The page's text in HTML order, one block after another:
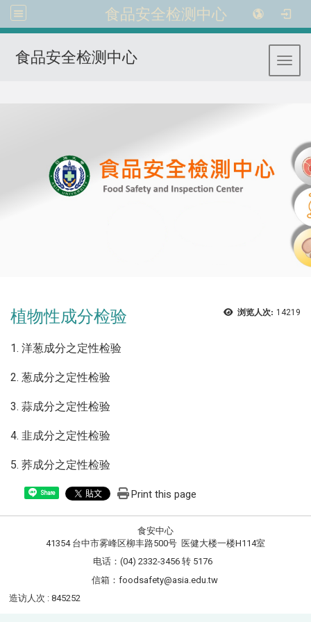
食品安全检测中心
食品安全检测中心
浏览人次: 14219
植物性成分检验
1. 洋葱成分之定性检验
2. 葱成分之定性检验
3. 蒜成分之定性检验
4. 韭成分之定性检验
5. 荞成分之定性检验
Share Print this page
食安中心
41354 台中市雾峰区柳丰路500号 医健大楼一楼H114室
电话：(04) 2332-3456 转 5176
信箱：foodsafety@asia.edu.tw
造访人次 : 845252